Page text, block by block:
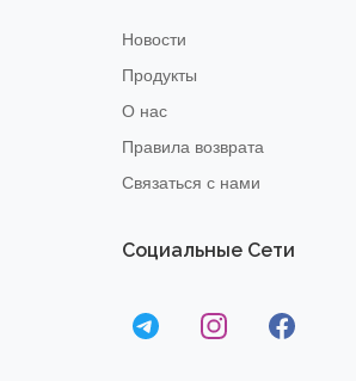
Новости
Продукты
О нас
Правила возврата
Связаться с нами
Социальные Сети